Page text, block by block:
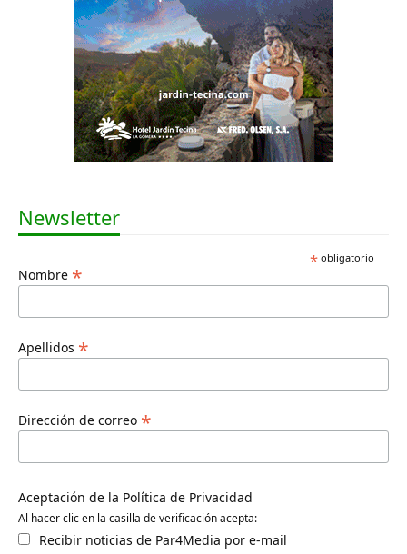
Newsletter
*obligatorio
Nombre *
Apellidos *
Dirección de correo *
Aceptación de la Política de Privacidad
Al hacer clic en la casilla de verificación acepta:
Recibir noticias de Par4Media por e-mail